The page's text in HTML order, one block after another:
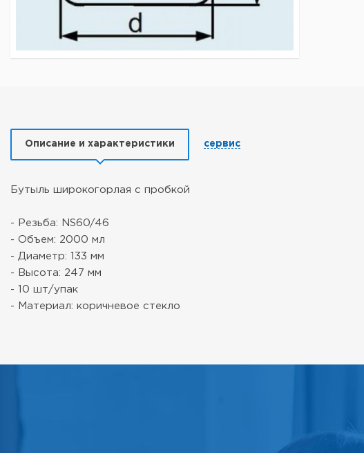
Описание и характеристики сервис
Бутыль широкогорлая с пробкой
- Резьба: NS60/46
- Объем: 2000 мл
- Диаметр: 133 мм
- Высота: 247 мм
- 10 шт/упак
- Материал: коричневое стекло